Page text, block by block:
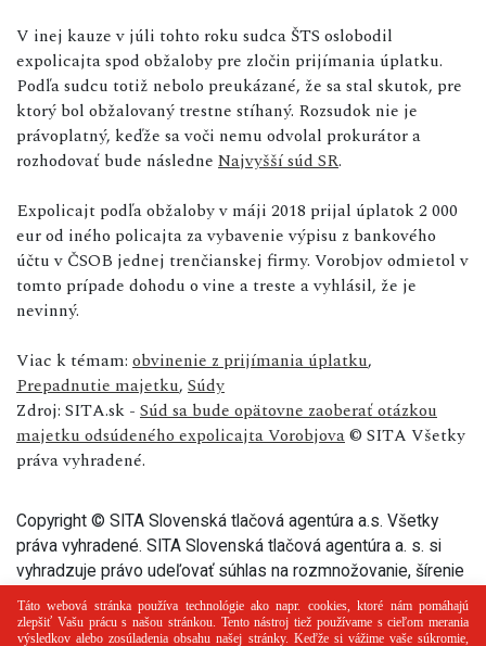
V inej kauze v júli tohto roku sudca ŠTS oslobodil
expolicajta spod obžaloby pre zločin prijímania úplatku.
Podľa sudcu totiž nebolo preukázané, že sa stal skutok, pre
ktorý bol obžalovaný trestne stíhaný. Rozsudok nie je
právoplatný, keďže sa voči nemu odvolal prokurátor a
rozhodovať bude následne Najvyšší súd SR.
Expolicajt podľa obžaloby v máji 2018 prijal úplatok 2 000
eur od iného policajta za vybavenie výpisu z bankového
účtu v ČSOB jednej trenčianskej firmy. Vorobjov odmietol v
tomto prípade dohodu o vine a treste a vyhlásil, že je
nevinný.
Viac k témam: obvinenie z prijímania úplatku,
Prepadnutie majetku, Súdy
Zdroj: SITA.sk - Súd sa bude opätovne zaoberať otázkou
majetku odsúdeného expolicajta Vorobjova© SITA Všetky
práva vyhradené.
Copyright © SITA Slovenská tlačová agentúra a.s. Všetky
práva vyhradené. SITA Slovenská tlačová agentúra a. s. si
vyhradzuje právo udeľovať súhlas na rozmnožovanie, šírenie